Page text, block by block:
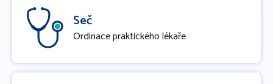
Seč
Ordinace praktického lékaře